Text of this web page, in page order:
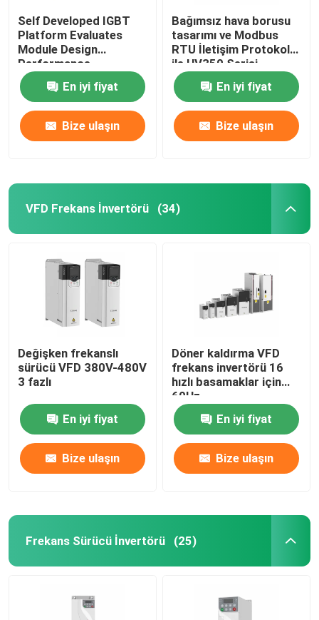
Self Developed IGBT
Platform Evaluates
Module Design
Performance
En iyi fiyat
Bize ulaşın
Bağımsız hava borusu
tasarımı ve Modbus
RTU İletişim Protokolü
ile HV350 Serisi
Inverter
50Hz/60Hz±5% Giriş
Frekansı
En iyi fiyat
Bize ulaşın
VFD Frekans İnvertörü (34)
Değişken frekanslı
sürücü VFD 380V-480V
3 fazlı
En iyi fiyat
Bize ulaşın
Döner kaldırma VFD
frekans invertörü 16
hızlı basamaklar için
60Hz
En iyi fiyat
Bize ulaşın
Frekans Sürücü İnvertörü (25)